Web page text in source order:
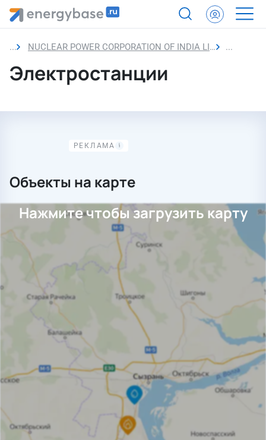
NUCLEAR POWER CORPORATION OF INDIA LIMITED
Электростанции
Объекты на карте
Нажмите чтобы загрузить карту